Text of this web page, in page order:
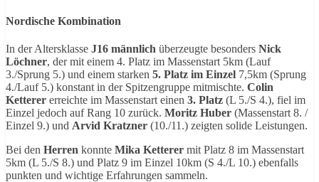
Nordische Kombination
In der Altersklasse J16 männlich überzeugte besonders Nick
Löchner, der mit einem 4. Platz im Massenstart 5km (Lauf
3./Sprung 5.) und einem starken 5. Platz im Einzel 7,5km (Sprung
4./Lauf 5.) konstant in der Spitzengruppe mitmischte. Colin
Ketterer erreichte im Massenstart einen 3. Platz (L 5./S 4.), fiel im
Einzel jedoch auf Rang 10 zurück. Moritz Huber (Massenstart 8. /
Einzel 9.) und Arvid Kratzner (10./11.) zeigten solide Leistungen.
Bei den Herren konnte Mika Ketterer mit Platz 8 im Massenstart
5km (L 5./S 8.) und Platz 9 im Einzel 10km (S 4./L 10.) ebenfalls
punkten und wichtige Erfahrungen sammeln.